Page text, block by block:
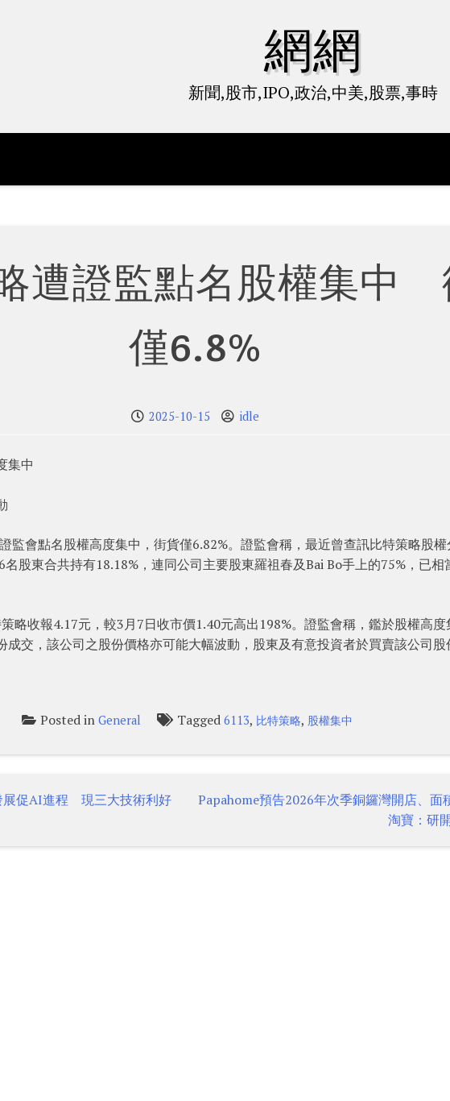
網網
新聞,股市,IPO,政治,中美,股票,事時
遭證監點名股權集中
僅6.8%
2025-10-15 idle
集中
監會點名股權高度集中，街貨僅6.82%。證監會稱，最近曾查訊比特策略股
股東合共持有18.18%，連同公司主要股東羅祖春及Bai Bo手上的75%，已相
略收報4.17元，較3月7日收市價1.40元高出198%。證監會稱，鑑於股權高
成交，該公司之股份價格亦可能大幅波動，股東及有意投資者於買賣該公司
Posted inGeneral Tagged6113, 比特策略, 股權集中
展促AI進程 現三大技術利好
Papahome預告2026年次季銅鑼灣開店、
淘寶：研